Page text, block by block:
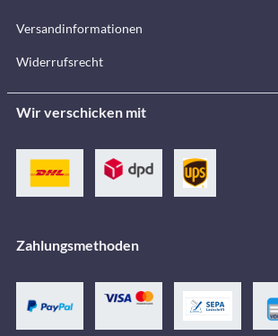
Versandinformationen
Widerrufsrecht
Wir verschicken mit
Zahlungsmethoden